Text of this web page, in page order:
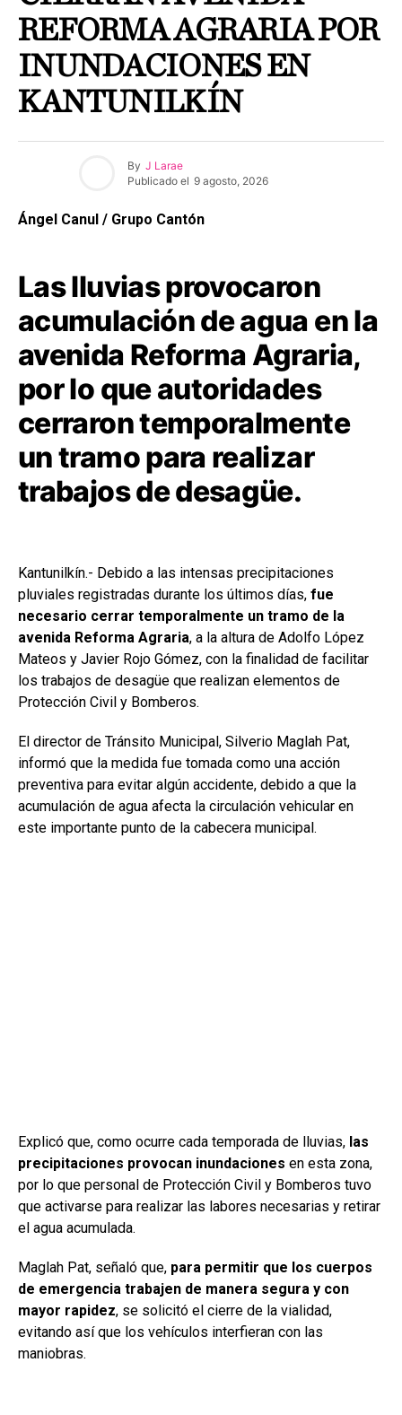
REFORMA AGRARIA POR
INUNDACIONES EN
KANTUNILKÍN
By J Larae
Publicado el 9 agosto, 2026
Ángel Canul / Grupo Cantón
Las lluvias provocaron
acumulación de agua en la
avenida Reforma Agraria,
por lo que autoridades
cerraron temporalmente
un tramo para realizar
trabajos de desagüe.
Kantunilkín.- Debido a las intensas precipitaciones
pluviales registradas durante los últimos días, fue
necesario cerrar temporalmente un tramo de la
avenida Reforma Agraria, a la altura de Adolfo López
Mateos y Javier Rojo Gómez, con la finalidad de facilitar
los trabajos de desagüe que realizan elementos de
Protección Civil y Bomberos.
El director de Tránsito Municipal, Silverio Maglah Pat,
informó que la medida fue tomada como una acción
preventiva para evitar algún accidente, debido a que la
acumulación de agua afecta la circulación vehicular en
este importante punto de la cabecera municipal.
Explicó que, como ocurre cada temporada de lluvias, las
precipitaciones provocan inundaciones en esta zona,
por lo que personal de Protección Civil y Bomberos tuvo
que activarse para realizar las labores necesarias y retirar
el agua acumulada.
Maglah Pat, señaló que, para permitir que los cuerpos
de emergencia trabajen de manera segura y con
mayor rapidez, se solicitó el cierre de la vialidad,
evitando así que los vehículos interfieran con las
maniobras.